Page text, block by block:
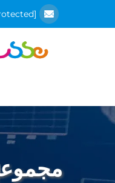
[email protected]